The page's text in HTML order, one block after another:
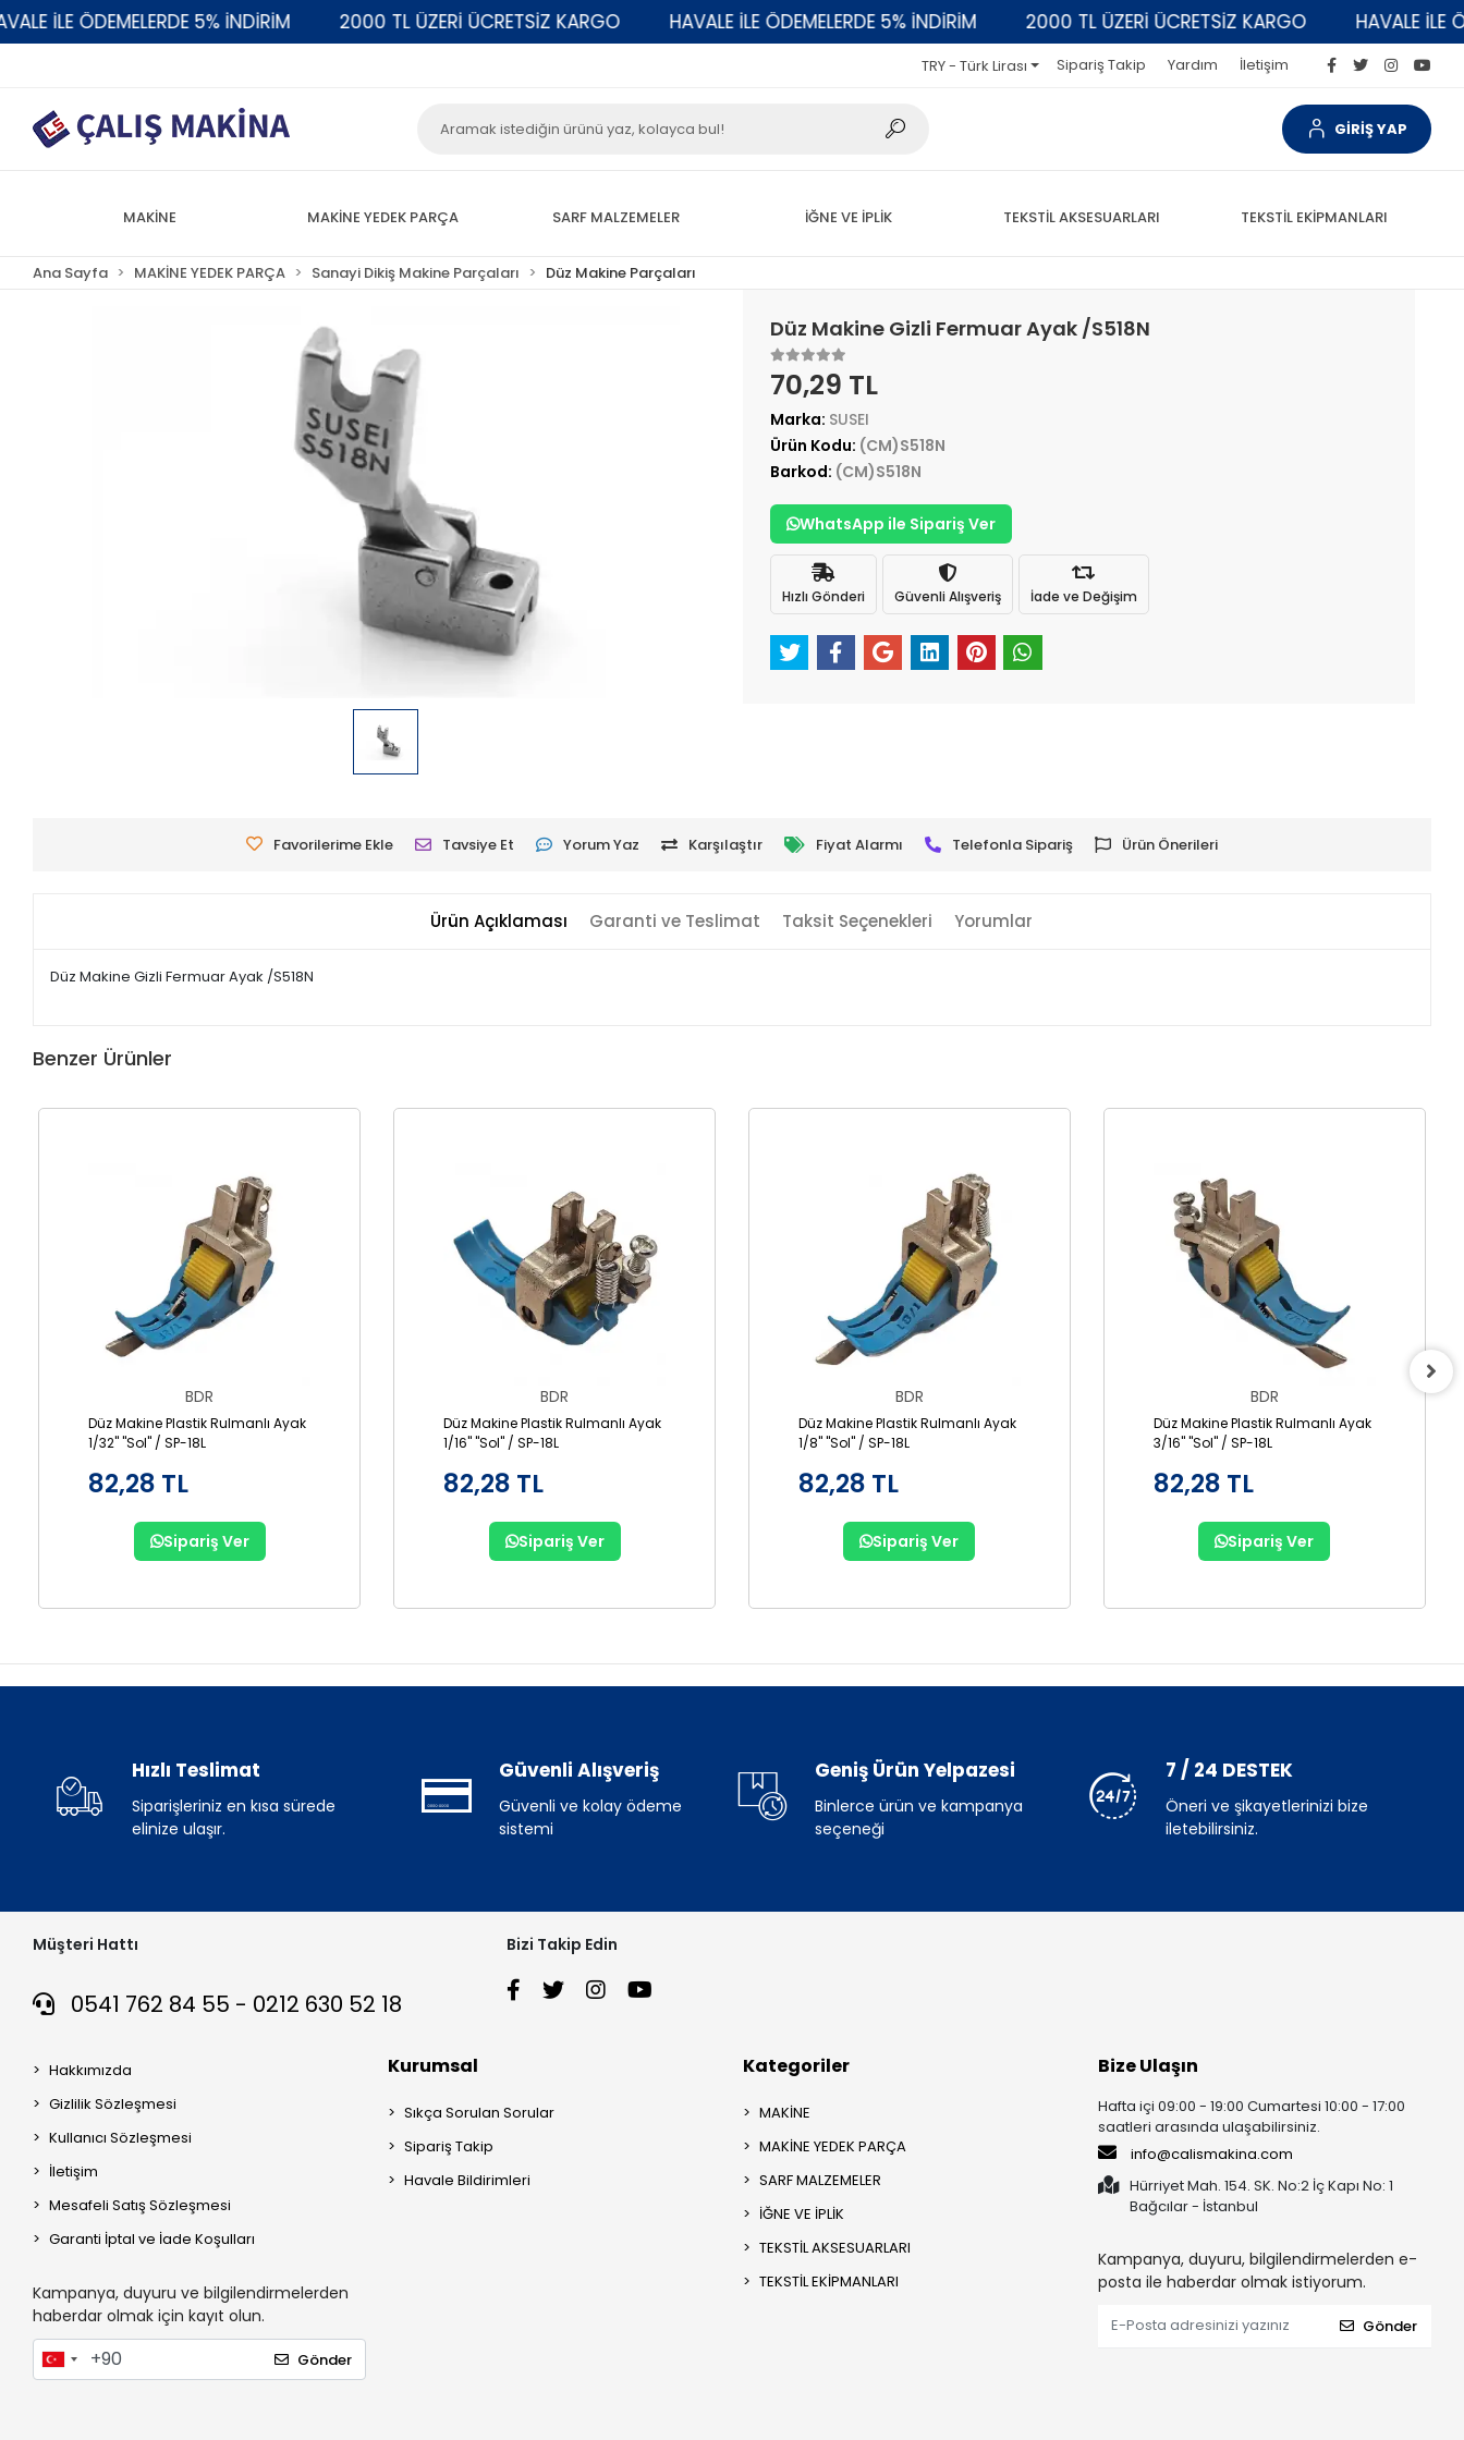
İLE ÖDEMELERDE 5% İNDİRİM 2000 TL ÜZERİ ÜCRETSİZ KARGO HAVALE İLE ÖDEMELERDE 5% İNDİRİM 2000 TL ÜZERİ ÜCRETSİZ KARGO HAVALE İLE
TRY - Türk Lirası Sipariş Takip Yardım İletişim
GİRİŞ YAP
MAKİNE MAKİNE YEDEK PARÇA SARF MALZEMELER İĞNE VE İPLİK TEKSTİL AKSESUARLARI TEKSTİL EKİPMANLARI
Ana Sayfa MAKİNE YEDEK PARÇA Sanayi Dikiş Makine Parçaları Düz Makine Parçaları
Düz Makine Gizli Fermuar Ayak /S518N
70,29 TL
Marka: SUSEI
Ürün Kodu: (CM)S518N
Barkod: (CM)S518N
WhatsApp ile Sipariş Ver
Hızlı Gönderi Güvenli Alışveriş İade ve Değişim
Favorilerime Ekle Tavsiye Et Yorum Yaz Karşılaştır Fiyat Alarmı Telefonla Sipariş Ürün Önerileri
Ürün Açıklaması Garanti ve Teslimat Taksit Seçenekleri Yorumlar
Düz Makine Gizli Fermuar Ayak /S518N
Benzer Ürünler
BDR
Düz Makine Plastik Rulmanlı Ayak
1/32" "Sol" / SP-18L
82,28 TL
Sipariş Ver
BDR
Düz Makine Plastik Rulmanlı Ayak
1/16" "Sol" / SP-18L
82,28 TL
Sipariş Ver
BDR
Düz Makine Plastik Rulmanlı Ayak
1/8" "Sol" / SP-18L
82,28 TL
Sipariş Ver
BDR
Düz Makine Plastik Rulmanlı Ayak
3/16" "Sol" / SP-18L
82,28 TL
Sipariş Ver
Hızlı Teslimat
Siparişleriniz en kısa sürede
elinize ulaşır.
Güvenli Alışveriş
Güvenli ve kolay ödeme
sistemi
Geniş Ürün Yelpazesi
Binlerce ürün ve kampanya
seçeneği
7 / 24 DESTEK
Öneri ve şikayetlerinizi bize
iletebilirsiniz.
Müşteri Hattı
0541 762 84 55 - 0212 630 52 18
Bizi Takip Edin
Hakkımızda
Gizlilik Sözleşmesi
Kullanıcı Sözleşmesi
İletişim
Mesafeli Satış Sözleşmesi
Garanti İptal ve İade Koşulları
Kampanya, duyuru ve bilgilendirmelerden
haberdar olmak için kayıt olun.
Gönder
Kurumsal
Sıkça Sorulan Sorular
Sipariş Takip
Havale Bildirimleri
Kategoriler
MAKİNE
MAKİNE YEDEK PARÇA
SARF MALZEMELER
İĞNE VE İPLİK
TEKSTİL AKSESUARLARI
TEKSTİL EKİPMANLARI
Bize Ulaşın
Hafta içi 09:00 - 19:00 Cumartesi 10:00 - 17:00
saatleri arasında ulaşabilirsiniz.
info@calismakina.com
Hürriyet Mah. 154. SK. No:2 İç Kapı No: 1
Bağcılar - İstanbul
Kampanya, duyuru, bilgilendirmelerden e-
posta ile haberdar olmak istiyorum.
Gönder